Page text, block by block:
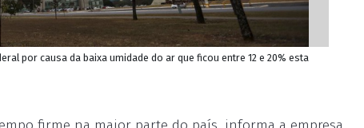
por causa da baixa umidade do ar que ficou entre 12 e 20% esta